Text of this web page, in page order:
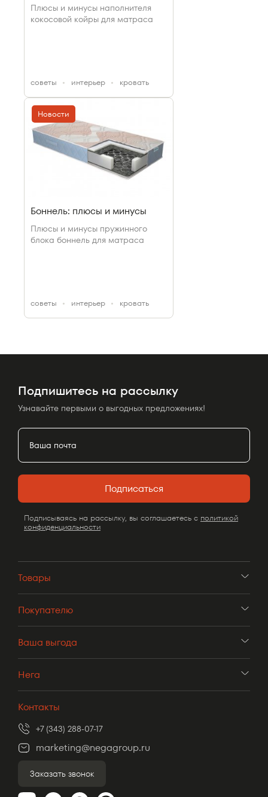
Плюсы и минусы наполнителя
кокосовой койры для матраса
cоветы интерьер кровать
Новости
Боннель: плюсы и минусы
Плюсы и минусы пружинного
блока боннель для матраса
cоветы интерьер кровать
Подпишитесь на рассылку
Узнавайте первыми о выгодных предложениях!
Подписаться
Подписываясь на рассылку, вы соглашаетесь с политикой
конфиденциальности
Товары
Покупателю
Ваша выгода
Нега
Контакты
+7 (343) 288-07-17
marketing@negagroup.ru
Заказать звонок